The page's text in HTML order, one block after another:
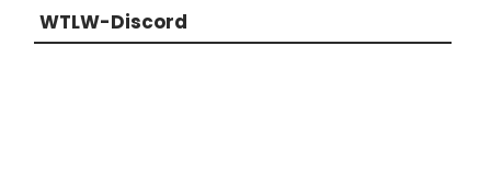
WTLW-Discord